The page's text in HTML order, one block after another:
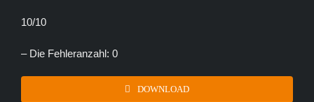
10/10
– Die Fehleranzahl: 0
DOWNLOAD